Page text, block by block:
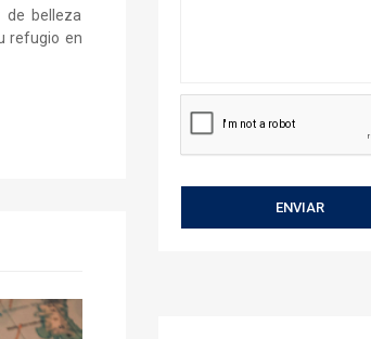
belleza
refugio en